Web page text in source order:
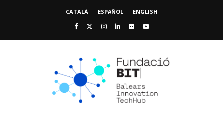
CATALÀ ESPAÑOL ENGLISH